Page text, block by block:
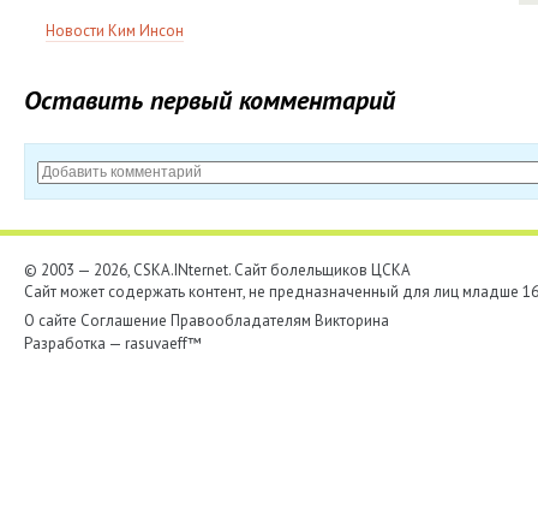
Новости Ким Инсон
Оставить первый комментарий
© 2003 — 2026, CSKA.INternet. Cайт болельщиков ЦСКА
Сайт может содержать контент, не предназначенный для лиц младше
О сайте Соглашение Правообладателям Викторина
Разработка — rasuvaeff™